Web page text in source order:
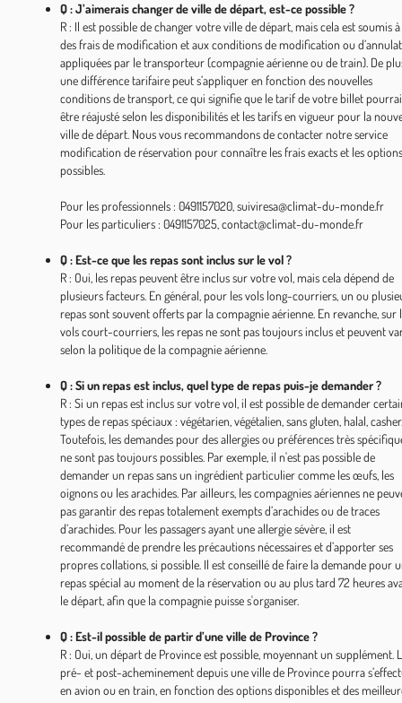
Q : J’aimerais changer de ville de départ, est-ce possible ?
R : Il est possible de changer votre ville de départ, mais cela est soumis à
des frais de modification et aux conditions de modification ou
appliquées par le transporteur (compagnie aérienne ou de train). De
une différence tarifaire peut s’appliquer en fonction des nouvelles
conditions de transport, ce qui signifie que le tarif de votre billet
être réajusté selon les disponibilités et les tarifs en vigueur pour la
ville de départ. Nous vous recommandons de contacter notre service
modification de réservation pour connaître les frais exacts et les options
possibles.
Pour les professionnels : 0491157020, suiviresa@climat-du-monde.fr
Pour les particuliers : 0491157025, contact@climat-du-monde.fr
Q : Est-ce que les repas sont inclus sur le vol ?
R : Oui, les repas peuvent être inclus sur votre vol, mais cela dépend de
plusieurs facteurs. En général, pour les vols long-courriers, un ou
repas sont souvent offerts par la compagnie aérienne. En revanche, sur
vols court-courriers, les repas ne sont pas toujours inclus et peuvent
selon la politique de la compagnie aérienne.
Q : Si un repas est inclus, quel type de repas puis-je demander ?
R : Si un repas est inclus sur votre vol, il est possible de demander
types de repas spéciaux : végétarien, végétalien, sans gluten, halal, casher.
Toutefois, les demandes pour des allergies ou préférences très
ne sont pas toujours possibles. Par exemple, il n'est pas possible de
demander un repas sans un ingrédient particulier comme les œufs, les
oignons ou les arachides. Par ailleurs, les compagnies aériennes ne
pas garantir des repas totalement exempts d’arachides ou de traces
d’arachides. Pour les passagers ayant une allergie sévère, il est
recommandé de prendre les précautions nécessaires et d’apporter ses
propres collations, si possible. Il est conseillé de faire la demande pour
repas spécial au moment de la réservation ou au plus tard 72 heures
le départ, afin que la compagnie puisse s'organiser.
Q : Est-il possible de partir d’une ville de Province ?
R : Oui, un départ de Province est possible, moyennant un supplément.
pré- et post-acheminement depuis une ville de Province pourra
en avion ou en train, en fonction des options disponibles et des